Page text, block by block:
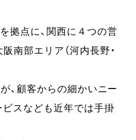
拠点に、関西に４つの営
南部エリア（河内長野・
、顧客からの細かいニー
ビスなども近年では手掛